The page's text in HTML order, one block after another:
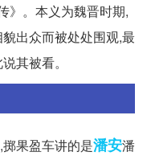
》。本义为魏晋时期,
出众而被处处围观,最
其被看。
果盈车讲的是潘安潘